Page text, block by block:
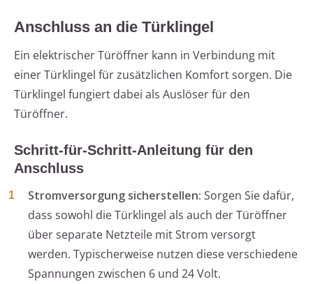
Anschluss an die Türklingel
Ein elektrischer Türöffner kann in Verbindung mit
einer Türklingel für zusätzlichen Komfort sorgen. Die
Türklingel fungiert dabei als Auslöser für den
Türöffner.
Schritt-für-Schritt-Anleitung für den
Anschluss
Stromversorgung sicherstellen: Sorgen Sie dafür,
dass sowohl die Türklingel als auch der Türöffner
über separate Netzteile mit Strom versorgt
werden. Typischerweise nutzen diese verschiedene
Spannungen zwischen 6 und 24 Volt.